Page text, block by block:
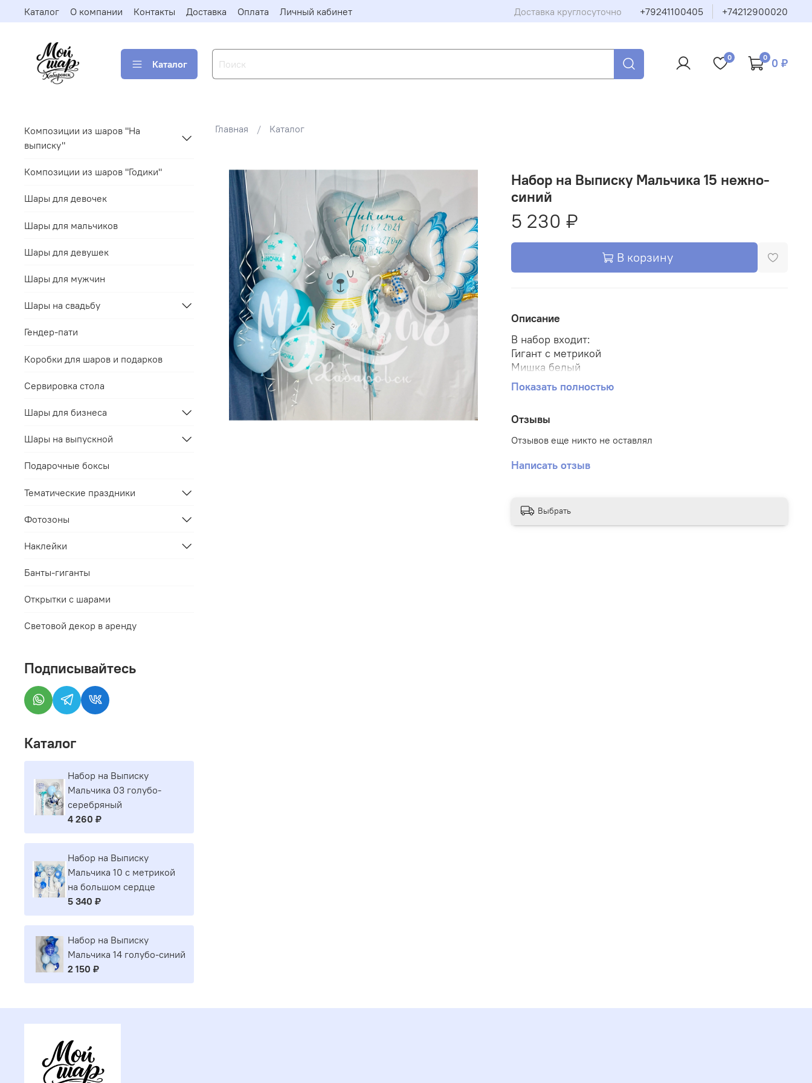
Каталог О компании Контакты Доставка Оплата Личный кабинет Доставка круглосуточно +79241100405 +74212900020
Каталог
0 0 0 ₽
Главная Каталог
Набор на Выписку Мальчика 15 нежно-
синий
5 230 ₽
В корзину
Описание
В набор входит:
Гигант с метрикой
Мишка белый
Аист голубой
Связка из 5 шаров на грузике
Показать полностью
Отзывы
Отзывов еще никто не оставлял
Написать отзыв
Выбрать
Композиции из шаров "На
выписку"
Композиции из шаров "Годики"
Шары для девочек
Шары для мальчиков
Шары для девушек
Шары для мужчин
Шары на свадьбу
Гендер-пати
Коробки для шаров и подарков
Сервировка стола
Шары для бизнеса
Шары на выпускной
Подарочные боксы
Тематические праздники
Фотозоны
Наклейки
Банты-гиганты
Открытки с шарами
Световой декор в аренду
Подписывайтесь
Каталог
Набор на Выписку
Мальчика 03 голубо-
серебряный
4 260 ₽
Набор на Выписку
Мальчика 10 с метрикой
на большом сердце
5 340 ₽
Набор на Выписку
Мальчика 14 голубо-синий
2 150 ₽